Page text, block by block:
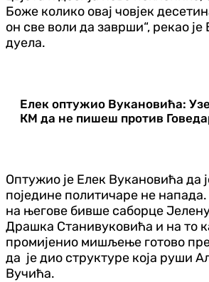
Боже колико овај човјек
он све воли да заврши“, рекао
дуела.
Елек оптужио Вукановића:
КМ да нe пишеш против
Оптужио је Елек Вукановића да
поједине политичаре не напада.
на његове бивше саборце
Драшка Станивуковића и на то
промијенио мишљење готово
да је дио структуре која руши
Вучића.